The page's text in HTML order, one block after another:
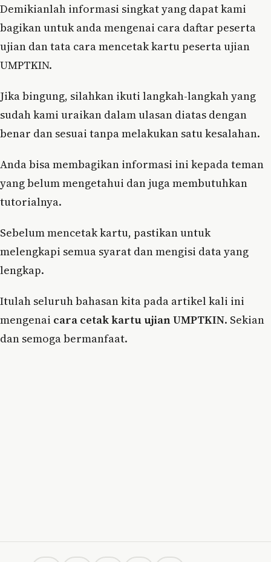
Demikianlah informasi singkat yang dapat kami
bagikan untuk anda mengenai cara daftar peserta
ujian dan tata cara mencetak kartu peserta ujian
UMPTKIN.
Jika bingung, silahkan ikuti langkah-langkah yang
sudah kami uraikan dalam ulasan diatas dengan
benar dan sesuai tanpa melakukan satu kesalahan.
Anda bisa membagikan informasi ini kepada teman
yang belum mengetahui dan juga membutuhkan
tutorialnya.
Sebelum mencetak kartu, pastikan untuk
melengkapi semua syarat dan mengisi data yang
lengkap.
Itulah seluruh bahasan kita pada artikel kali ini
mengenai cara cetak kartu ujian UMPTKIN. Sekian
dan semoga bermanfaat.